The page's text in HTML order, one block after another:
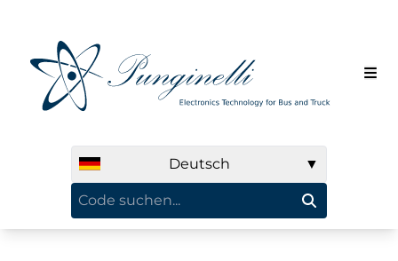
Deutsch ▼